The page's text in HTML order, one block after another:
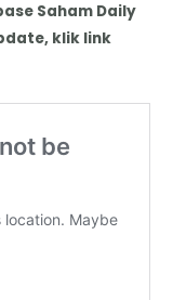
Saham Daily
klik link